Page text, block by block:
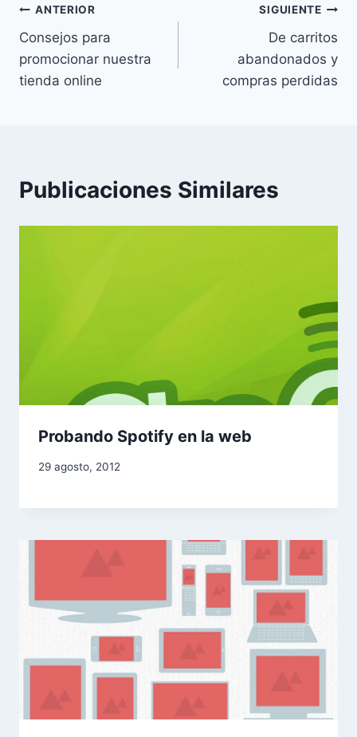
Navegación
de
entradas
ANTERIOR
Consejos para
promocionar nuestra
tienda online
SIGUIENTE
De carritos
abandonados y
compras perdidas
Publicaciones Similares
Probando Spotify en la web
29 agosto, 2012